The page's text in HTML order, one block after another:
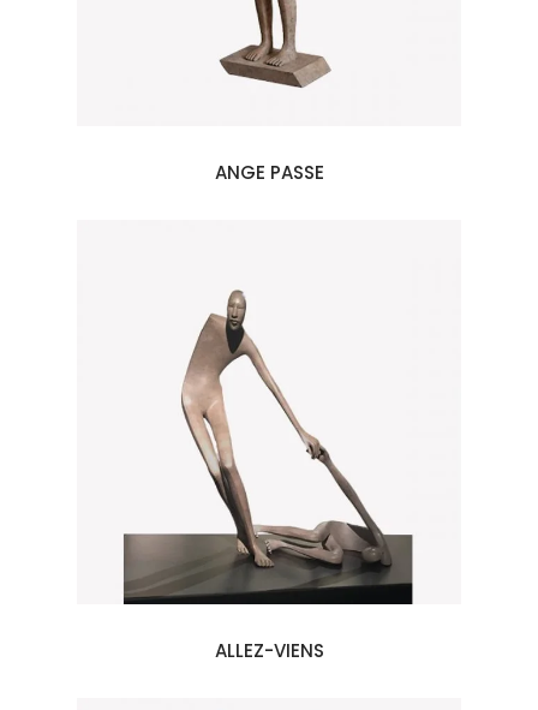
ANGE PASSE
ALLEZ-VIENS